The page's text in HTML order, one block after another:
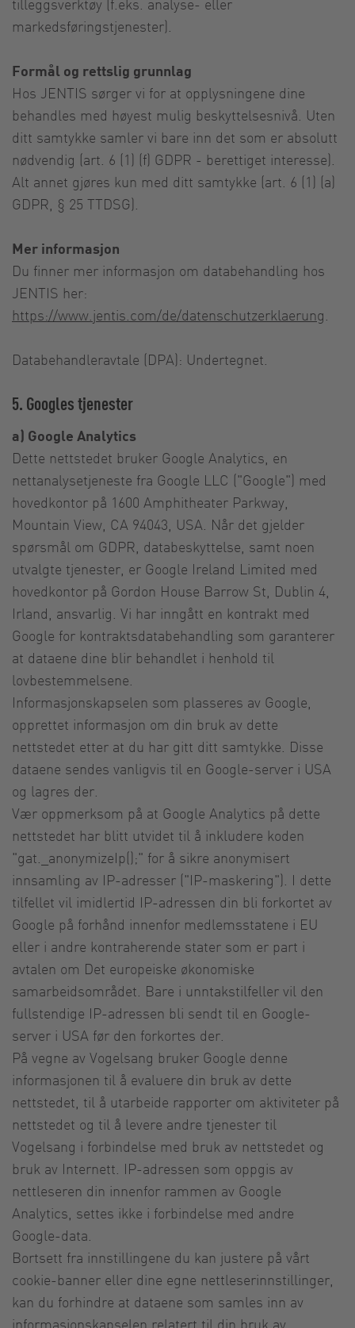
markedsføringstjenester).
Formål og rettslig grunnlag
Hos JENTIS sørger vi for at opplysningene dine
behandles med høyest mulig beskyttelsesnivå. Uten
ditt samtykke samler vi bare inn det som er absolutt
nødvendig (art. 6 (1) (f) GDPR - berettiget interesse).
Alt annet gjøres kun med ditt samtykke (art. 6 (1) (a)
GDPR, § 25 TTDSG).
Mer informasjon
Du finner mer informasjon om databehandling hos
JENTIS her:
https://www.jentis.com/de/datenschutzerklaerung
Databehandleravtale (DPA): Undertegnet.
5. Googles tjenester
a) Google Analytics
Dette nettstedet bruker Google Analytics, en
nettanalysetjeneste fra Google LLC ("Google") med
hovedkontor på 1600 Amphitheater Parkway,
Mountain View, CA 94043, USA. Når det gjelder
spørsmål om GDPR, databeskyttelse, samt noen
utvalgte tjenester, er Google Ireland Limited med
hovedkontor på Gordon House Barrow St, Dublin 4,
Irland, ansvarlig. Vi har inngått en kontrakt med
Google for kontraktsdatabehandling som garanterer
at dataene dine blir behandlet i henhold til
lovbestemmelsene.
Informasjonskapselen som plasseres av Google,
opprettet informasjon om din bruk av dette
nettstedet etter at du har gitt ditt samtykke. Disse
dataene sendes vanligvis til en Google-server i USA
og lagres der.
Vær oppmerksom på at Google Analytics på dette
nettstedet har blitt utvidet til å inkludere koden
"gat._anonymizeIp();" for å sikre anonymisert
innsamling av IP-adresser ("IP-maskering"). I dette
tilfellet vil imidlertid IP-adressen din bli forkortet av
Google på forhånd innenfor medlemsstatene i EU
eller i andre kontraherende stater som er part i
avtalen om Det europeiske økonomiske
samarbeidsområdet. Bare i unntakstilfeller vil den
fullstendige IP-adressen bli sendt til en Google-
server i USA før den forkortes der.
På vegne av Vogelsang bruker Google denne
informasjonen til å evaluere din bruk av dette
nettstedet, til å utarbeide rapporter om aktiviteter på
nettstedet og til å levere andre tjenester til
Vogelsang i forbindelse med bruk av nettstedet og
bruk av Internett. IP-adressen som oppgis av
nettleseren din innenfor rammen av Google
Analytics, settes ikke i forbindelse med andre
Google-data.
Bortsett fra innstillingene du kan justere på vårt
cookie-banner eller dine egne nettleserinnstillinger,
kan du forhindre at dataene som samles inn av
informasjonskapselen relatert til din bruk av